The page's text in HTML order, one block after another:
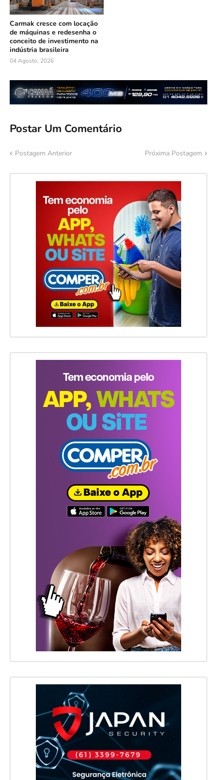
Carmak cresce com locação
de máquinas e redesenha o
conceito de investimento na
indústria brasileira
04 Agosto, 2026
Postar Um Comentário
Postagem Anterior Próxima Postagem